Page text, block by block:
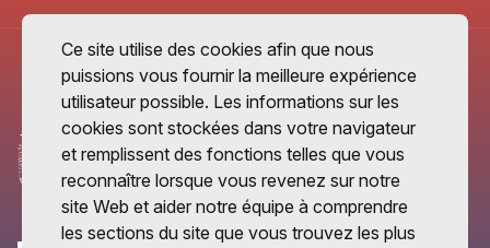
Ce site utilise des cookies afin que nous
puissions vous fournir la meilleure expérience
utilisateur possible. Les informations sur les
cookies sont stockées dans votre navigateur
et remplissent des fonctions telles que vous
reconnaître lorsque vous revenez sur notre
site Web et aider notre équipe à comprendre
les sections du site que vous trouvez les plus